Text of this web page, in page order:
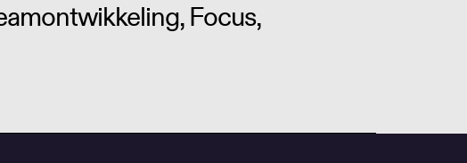
Focus,